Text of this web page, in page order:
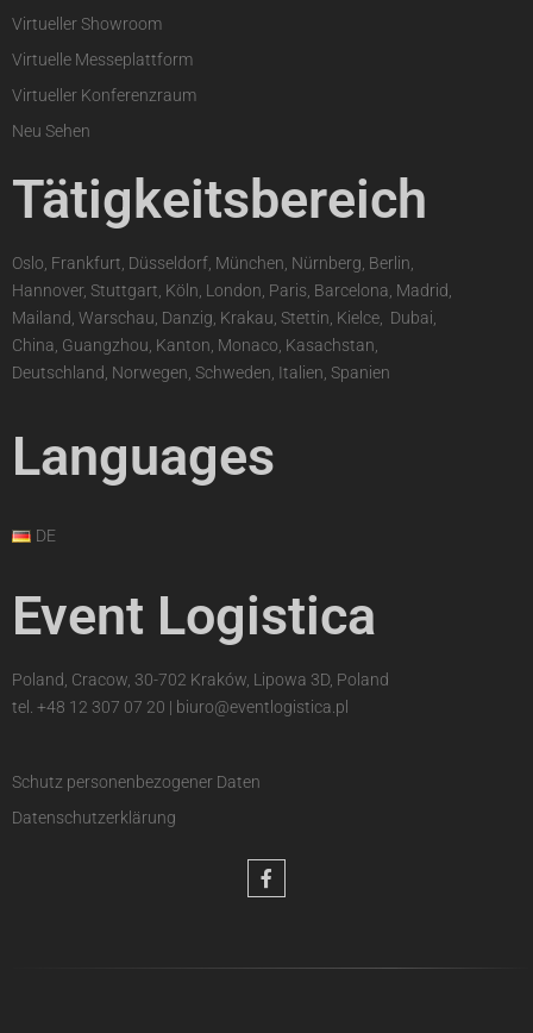
Virtueller Showroom
Virtuelle Messeplattform
Virtueller Konferenzraum
Neu Sehen
Tätigkeitsbereich
Oslo, Frankfurt, Düsseldorf, München, Nürnberg, Berlin,
Hannover, Stuttgart, Köln, London, Paris, Barcelona, Madrid,
Mailand, Warschau, Danzig, Krakau, Stettin, Kielce,
Dubai,
China, Guangzhou, Kanton, Monaco, Kasachstan,
Deutschland, Norwegen, Schweden, Italien, Spanien
Languages
DE
Event Logistica
Poland, Cracow, 30-702 Kraków, Lipowa 3D, Poland
tel. +48 12 307 07 20 | biuro@eventlogistica.pl
Schutz personenbezogener Daten
Datenschutzerklärung